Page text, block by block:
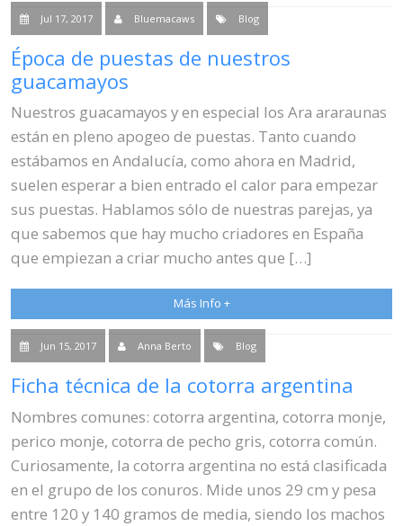
Jul 17, 2017 Bluemacaws Blog
Época de puestas de nuestros
guacamayos
Nuestros guacamayos y en especial los Ara araraunas
están en pleno apogeo de puestas. Tanto cuando
estábamos en Andalucía, como ahora en Madrid,
suelen esperar a bien entrado el calor para empezar
sus puestas. Hablamos sólo de nuestras parejas, ya
que sabemos que hay mucho criadores en España
que empiezan a criar mucho antes que […]
Más Info +
Jun 15, 2017 Anna Berto Blog
Ficha técnica de la cotorra argentina
Nombres comunes: cotorra argentina, cotorra monje,
perico monje, cotorra de pecho gris, cotorra común.
Curiosamente, la cotorra argentina no está clasificada
en el grupo de los conuros. Mide unos 29 cm y pesa
entre 120 y 140 gramos de media, siendo los machos